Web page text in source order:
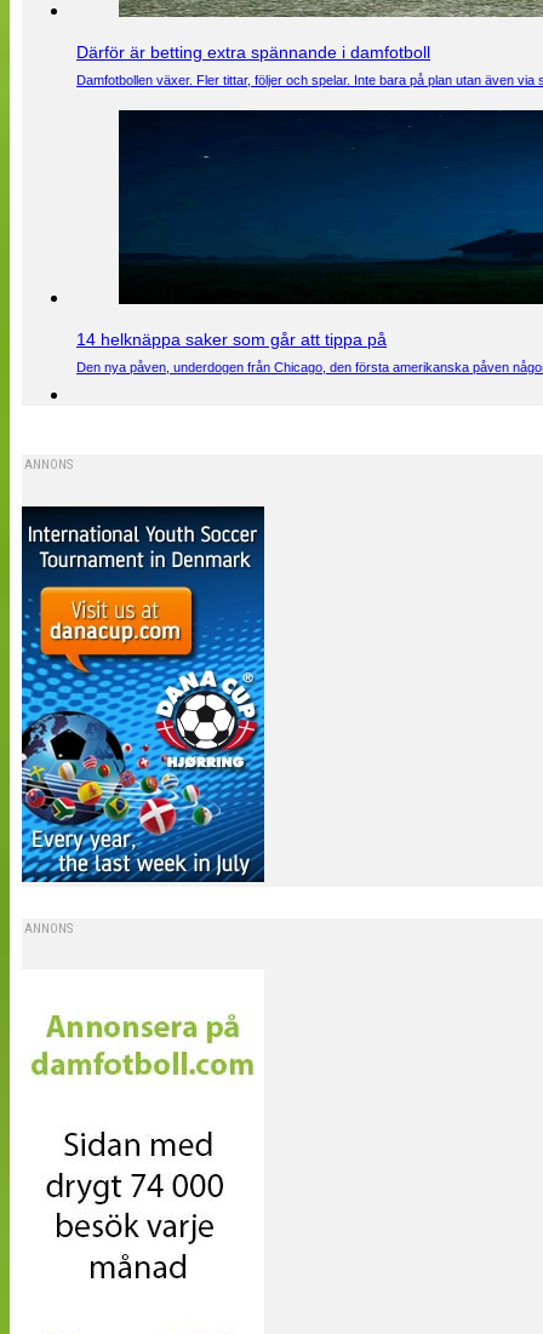
Därför är betting extra spännande i damfotboll
Damfotbollen växer. Fler tittar, följer och spelar. Inte bara på plan utan även
14 helknäppa saker som går att tippa på
Den nya påven, underdogen från Chicago, den första amerikanska påven
ANNONS
ANNONS